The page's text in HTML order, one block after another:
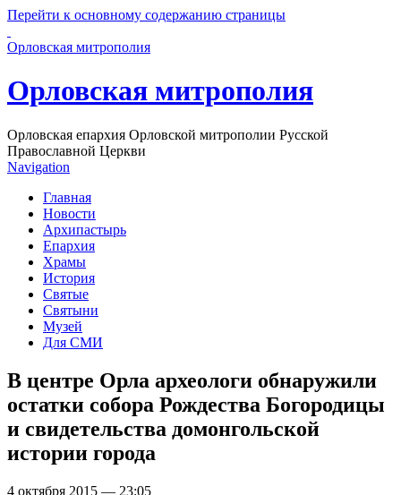
Перейти к основному содержанию страницы
Орловская митрополия
Орловская митрополия
Орловская епархия Орловской митрополии Русской
Православной Церкви
Navigation
Главная
Новости
Архипастырь
Епархия
Храмы
История
Святые
Святыни
Музей
Для СМИ
В центре Орла археологи обнаружили
остатки собора Рождества Богородицы
и свидетельства домонгольской
истории города
4 октября 2015 — 23:05